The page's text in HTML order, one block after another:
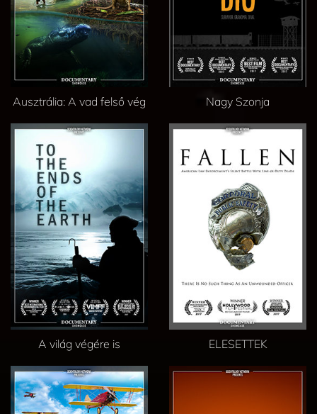
Ausztrália: A vad felső vég Nagy Szonja
A világ végére is ELESETTEK